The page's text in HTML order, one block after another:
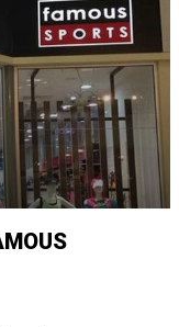
δοκιμαζόμενης
κόσμο
δεδομένα της